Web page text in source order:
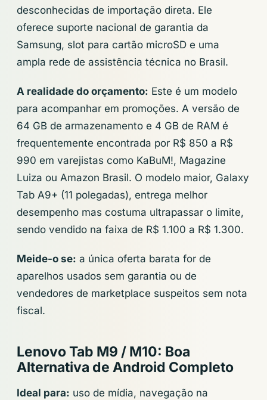
desconhecidas de importação direta. Ele
oferece suporte nacional de garantia da
Samsung, slot para cartão microSD e uma
ampla rede de assistência técnica no Brasil.
A realidade do orçamento: Este é um modelo
para acompanhar em promoções. A versão de
64 GB de armazenamento e 4 GB de RAM é
frequentemente encontrada por R$ 850 a R$
990 em varejistas como KaBuM!, Magazine
Luiza ou Amazon Brasil. O modelo maior, Galaxy
Tab A9+ (11 polegadas), entrega melhor
desempenho mas costuma ultrapassar o limite,
sendo vendido na faixa de R$ 1.100 a R$ 1.300.
Meide-o se: a única oferta barata for de
aparelhos usados sem garantia ou de
vendedores de marketplace suspeitos sem nota
fiscal.
Lenovo Tab M9 / M10: Boa
Alternativa de Android Completo
Ideal para: uso de mídia, navegação na